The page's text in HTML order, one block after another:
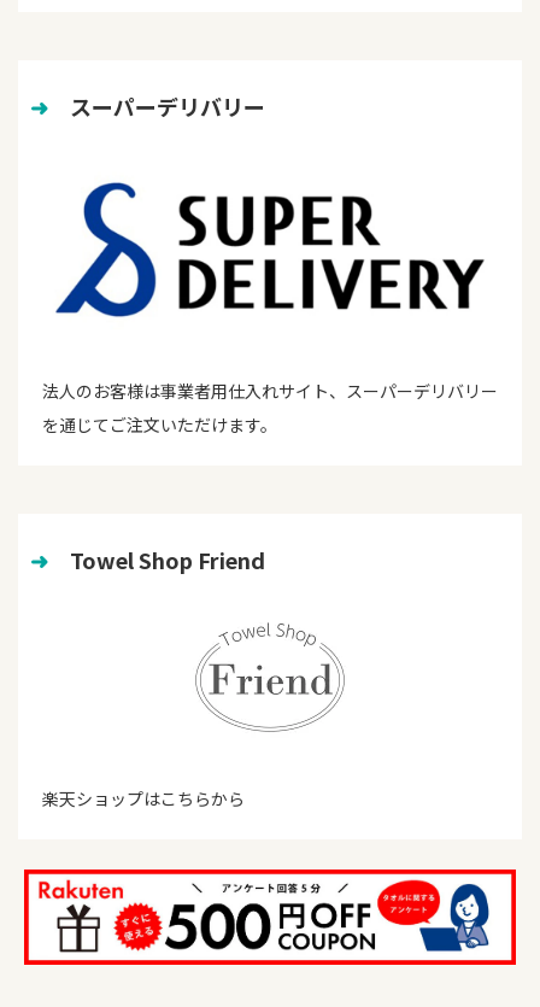
➜ スーパーデリバリー
法人のお客様は事業者用仕入れサイト、スーパーデリバリー
を通じてご注文いただけます。
➜ Towel Shop Friend
楽天ショップはこちらから